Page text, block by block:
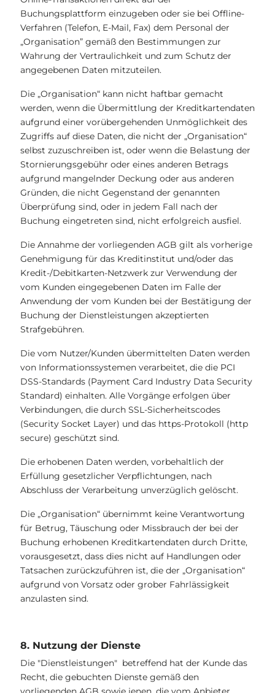
Buchungsplattform einzugeben oder sie bei Offline-
Verfahren (Telefon, E-Mail, Fax) dem Personal der
„Organisation” gemäß den Bestimmungen zur
Wahrung der Vertraulichkeit und zum Schutz der
angegebenen Daten mitzuteilen.
Die „Organisation“ kann nicht haftbar gemacht
werden, wenn die Übermittlung der Kreditkartendaten
aufgrund einer vorübergehenden Unmöglichkeit des
Zugriffs auf diese Daten, die nicht der „Organisation“
selbst zuzuschreiben ist, oder wenn die Belastung der
Stornierungsgebühr oder eines anderen Betrags
aufgrund mangelnder Deckung oder aus anderen
Gründen, die nicht Gegenstand der genannten
Überprüfung sind, oder in jedem Fall nach der
Buchung eingetreten sind, nicht erfolgreich ausfiel.
Die Annahme der vorliegenden AGB gilt als vorherige
Genehmigung für das Kreditinstitut und/oder das
Kredit-/Debitkarten-Netzwerk zur Verwendung der
vom Kunden eingegebenen Daten im Falle der
Anwendung der vom Kunden bei der Bestätigung der
Buchung der Dienstleistungen akzeptierten
Strafgebühren.
Die vom Nutzer/Kunden übermittelten Daten werden
von Informationssystemen verarbeitet, die die PCI
DSS-Standards (Payment Card Industry Data Security
Standard) einhalten. Alle Vorgänge erfolgen über
Verbindungen, die durch SSL-Sicherheitscodes
(Security Socket Layer) und das https-Protokoll (http
secure) geschützt sind.
Die erhobenen Daten werden, vorbehaltlich der
Erfüllung gesetzlicher Verpflichtungen, nach
Abschluss der Verarbeitung unverzüglich gelöscht.
Die „Organisation“ übernimmt keine Verantwortung
für Betrug, Täuschung oder Missbrauch der bei der
Buchung erhobenen Kreditkartendaten durch Dritte,
vorausgesetzt, dass dies nicht auf Handlungen oder
Tatsachen zurückzuführen ist, die der „Organisation“
aufgrund von Vorsatz oder grober Fahrlässigkeit
anzulasten sind.
8. Nutzung der Dienste
Die "Dienstleistungen" betreffend hat der Kunde das
Recht, die gebuchten Dienste gemäß den